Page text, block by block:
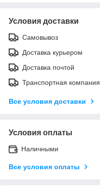
Условия доставки
Самовывоз
Доставка курьером
Доставка почтой
Транспортная компания
Все условия доставки
Условия оплаты
Наличными
Все условия оплаты